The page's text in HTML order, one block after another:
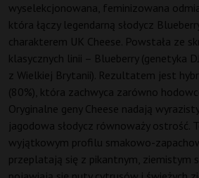
wyselekcjonowana, feminizowana
która łączy legendarną słodycz
charakterem UK Cheese. Powstała ze
klasycznych linii – Blueberry (genetyka
z Wielkiej Brytanii). Rezultatem jest
(80%), która zachwyca zarówno
Oryginalne geny Cheese nadają
jagodowa słodycz równoważy ostrość.
wyjątkowym profilu smakowo-
przeplatają się z pikantnym, ziemistym